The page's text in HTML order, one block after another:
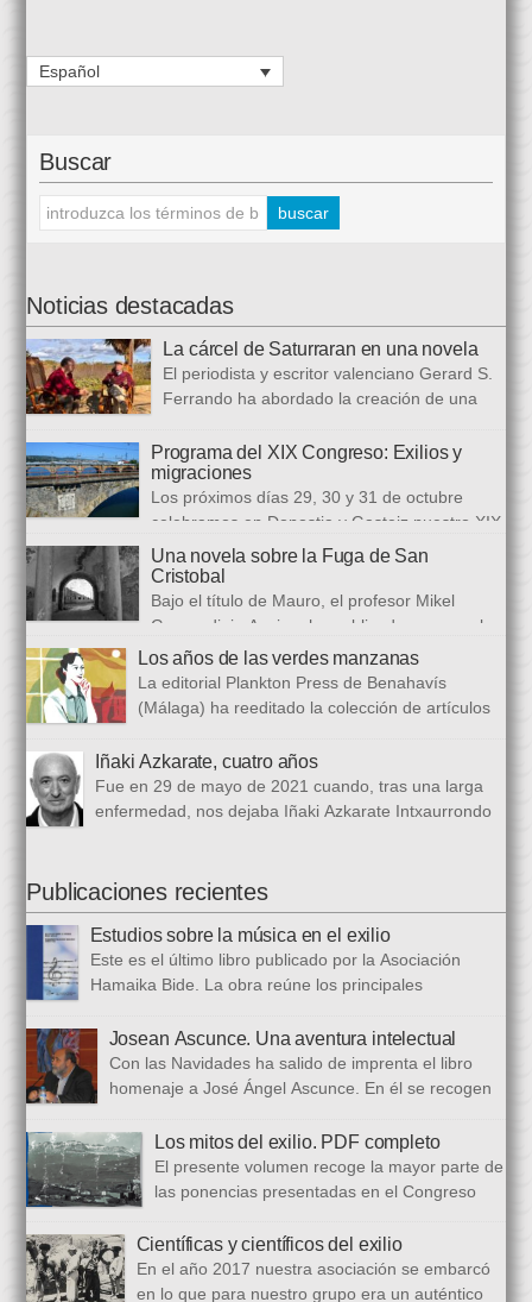
Español
Buscar
Noticias destacadas
La cárcel de Saturraran en una novela
El periodista y escritor valenciano Gerard S.
Ferrando ha abordado la creación de una
realidad actual, con numerosas referencias al pasado. El ciclo
se inició en 2024 con Cariño, soy un iai@flauta, continuó en
2025 con Los abrazos aplazados y finalizará con Las
ausencias que heredamos, directamente ligada […]
Programa del XIX Congreso: Exilios y
migraciones
Los próximos días 29, 30 y 31 de octubre
celebramos en Donostia y Gasteiz nuestro XIX
congreso internacional, con especialistas de muy diversas
universidades y procedencias. En esta ocasión se trata de
establecer paralelismos entre los fugitivos de la Guerra Civil
española y estos otros hombres y mujeres que arriban a
nuestro país desde territorios […]
Una novela sobre la Fuga de San
Cristobal
Bajo el título de Mauro, el profesor Mikel
Guerendiain Azpiroz ha publicado una novela
histórica en castellano en la que ficciona los sucesos de la
tristemente fuga del fuerte de San Cristobal, en el monte
Ezkaba, una de las mayores evasiones carcelarias de Europa,
que se convirtió en un auténtico baño de sangre: 206
republicanos […]
Los años de las verdes manzanas
La editorial Plankton Press de Benahavís
(Málaga) ha reeditado la colección de artículos
de las verdes manzanas” Cecilia García de Guilarte publicó del
1 de marzo al 24 de octubre de 1968, en el periódico franquista
La Voz de España. Esta colección, dieciséis artículos, había
sido parcialmente […]
Iñaki Azkarate, cuatro años
Fue en 29 de mayo de 2021 cuando, tras una larga
enfermedad, nos dejaba Iñaki Azkarate Intxaurrondo
desde sus mismos inicios. Entre nosotros dejó el recuerdo de
una persona trabajadora y comprometida, que huía de
protagonismos y cargos oficiales. Sus aficiones […]
Publicaciones recientes
Estudios sobre la música en el exilio
Este es el último libro publicado por la Asociación
Hamaika Bide. La obra reúne los principales
celebrado en 2023. Bajo ese epígrafe se han recogido un total
de dieciséis ponencias. El libro se ha estructurado en tres
bloques. En el primero se analizan aspectos generales del arte
popular […]
Josean Ascunce. Una aventura intelectual
Con las Navidades ha salido de imprenta el libro
homenaje a José Ángel Ascunce. En él se recogen
desde diferentes perspectivas, incluyendo una detallada
biografía, bibliografía y una recopilación fotográfica. Los
coordinadores han sido Carmen Gil Fombellida y José Ramón
Zabala. Con ellos han particidado once escritores: […]
Los mitos del exilio. PDF completo
El presente volumen recoge la mayor parte de
las ponencias presentadas en el Congreso
primera vez, hemos acordado difundirlo, además de en
formato papel, en formato PDF con la finalidad de reducir los
costes de correo que supone su difusión. En este PDF es
Científicas y científicos del exilio
En el año 2017 nuestra asociación se embarcó
en lo que para nuestro grupo era un auténtico